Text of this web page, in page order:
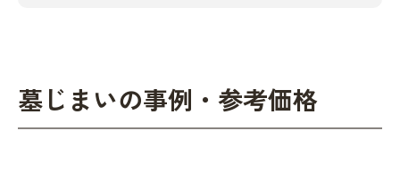
墓じまいの事例・参考価格